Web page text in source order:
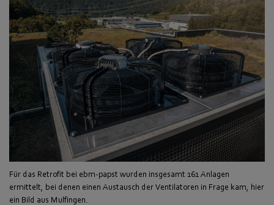
Für das Retrofit bei ebm-papst wurden insgesamt 161 Anlagen
ermittelt, bei denen einen Austausch der Ventilatoren in Frage kam, hier
ein Bild aus Mulfingen.